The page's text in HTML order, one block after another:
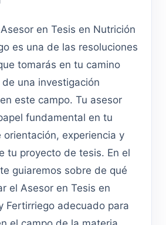
en Tesis en Nutrición
es una de las resoluciones
tomarás en tu camino
una investigación
este campo. Tu asesor
fundamental en tu
experiencia y
tu proyecto de tesis. En el
guiaremos sobre de qué
el Asesor en Tesis en
Fertirriego adecuado para